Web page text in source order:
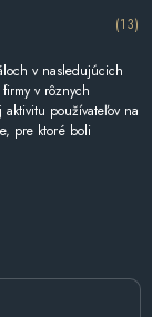
(13)
v nasledujúcich
v rôznych
používateľov na
pre ktoré boli